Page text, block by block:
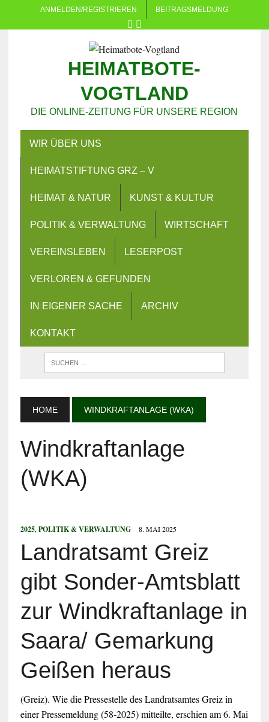
ANMELDEN/REGISTRIEREN BEITRAGSMELDUNG
HEIMATBOTE-
VOGTLAND
DIE ONLINE-ZEITUNG FÜR UNSERE REGION
WIR ÜBER UNS
HEIMATSTIFTUNG GRZ – V
HEIMAT & NATUR KUNST & KULTUR
POLITIK & VERWALTUNG WIRTSCHAFT
VEREINSLEBEN LESERPOST
VERLOREN & GEFUNDEN
IN EIGENER SACHE ARCHIV
KONTAKT
HOME WINDKRAFTANLAGE (WKA)
Windkraftanlage
(WKA)
2025, POLITIK & VERWALTUNG 8. MAI 2025
Landratsamt Greiz
gibt Sonder-Amtsblatt
zur Windkraftanlage in
Saara/ Gemarkung
Geißen heraus
(Greiz). Wie die Pressestelle des Landratsamtes Greiz in
einer Pressemeldung (58-2025) mitteilte, erschien am 6. Mai